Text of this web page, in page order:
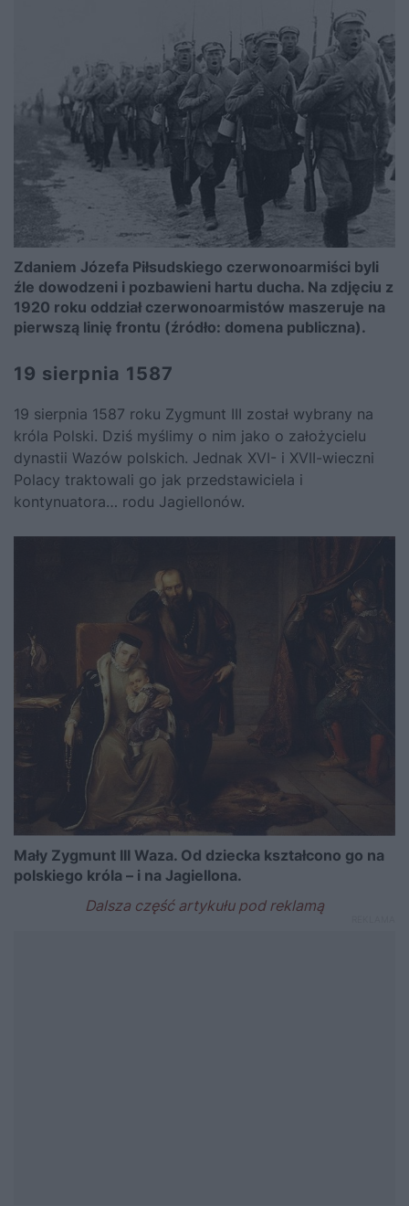
Zdaniem Józefa Piłsudskiego czerwonoarmiści byli
źle dowodzeni i pozbawieni hartu ducha. Na zdjęciu z
1920 roku oddział czerwonoarmistów maszeruje na
pierwszą linię frontu (źródło: domena publiczna).
19 sierpnia 1587
19 sierpnia 1587 roku Zygmunt III został wybrany na
króla Polski. Dziś myślimy o nim jako o założycielu
dynastii Wazów polskich. Jednak XVI- i XVII-wieczni
Polacy traktowali go jak przedstawiciela i
kontynuatora… rodu Jagiellonów.
Mały Zygmunt III Waza. Od dziecka kształcono go na
polskiego króla – i na Jagiellona.